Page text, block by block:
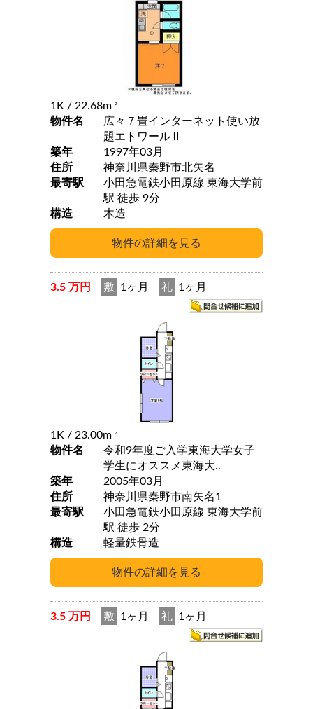
1K / 22.68m 2
物件名
広々７畳インターネット使い放
題エトワールⅡ
築年
1997年03月
住所
神奈川県秦野市北矢名
最寄駅
小田急電鉄小田原線 東海大学前
駅 徒歩 9分
構造
木造
3.5 万円 敷 1ヶ月 礼 1ヶ月
1K / 23.00m 2
物件名
令和9年度ご入学東海大学女子
学生にオススメ東海大..
築年
2005年03月
住所
神奈川県秦野市南矢名1
最寄駅
小田急電鉄小田原線 東海大学前
駅 徒歩 2分
構造
軽量鉄骨造
3.5 万円 敷 1ヶ月 礼 1ヶ月